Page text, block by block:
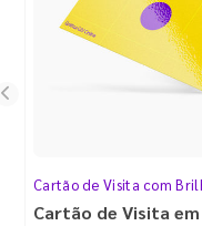
Cartão de Visita com
Cartão de Visita